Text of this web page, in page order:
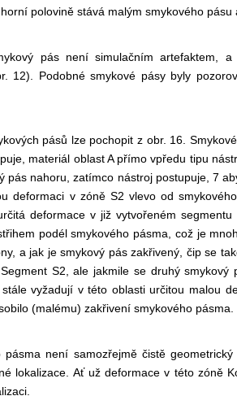
polovině stává malým smykového pásu
pás není simulačním artefaktem,
12). Podobné smykové pásy byly
pásů lze pochopit z obr. 16.
materiál oblast A přímo vpředu tipu
pás nahoru, zatímco nástroj postupuje, 7
deformaci v zóně S2 vlevo od
deformace v již vytvořeném
podél smykového pásma, což je
a jak je smykový pás zakřivený, čip se
Segment S2, ale jakmile se druhý
vyžadují v této oblasti určitou malou
(malému) zakřivení smykového pásma.
pásma není samozřejmě čistě
lokalizace. Ať už deformace v této zóně